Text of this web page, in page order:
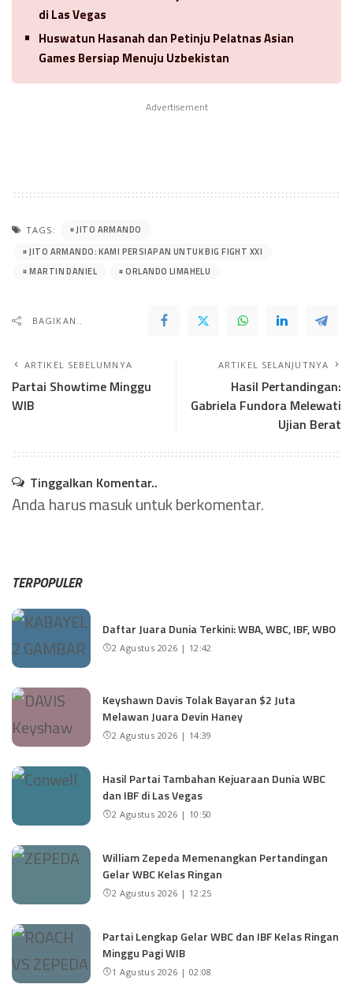
di Las Vegas
Huswatun Hasanah dan Petinju Pelatnas Asian
Games Bersiap Menuju Uzbekistan
Advertisement
TAGS:
JITO ARMANDO
JITO ARMANDO: KAMI PERSIAPAN UNTUK BIG FIGHT XXI
MARTIN DANIEL
ORLANDO LIMAHELU
BAGIKAN..
ARTIKEL SEBELUMNYA
Partai Showtime Minggu
WIB
ARTIKEL SELANJUTNYA
Hasil Pertandingan:
Gabriela Fundora Melewati
Ujian Berat
Tinggalkan Komentar..
Anda harusmasukuntuk berkomentar.
TERPOPULER
Daftar Juara Dunia Terkini: WBA, WBC, IBF, WBO
2 Agustus 2026 | 12:42
Keyshawn Davis Tolak Bayaran $2 Juta
Melawan Juara Devin Haney
2 Agustus 2026 | 14:39
Hasil Partai Tambahan Kejuaraan Dunia WBC
dan IBF di Las Vegas
2 Agustus 2026 | 10:50
William Zepeda Memenangkan Pertandingan
Gelar WBC Kelas Ringan
2 Agustus 2026 | 12:25
Partai Lengkap Gelar WBC dan IBF Kelas Ringan
Minggu Pagi WIB
1 Agustus 2026 | 02:08